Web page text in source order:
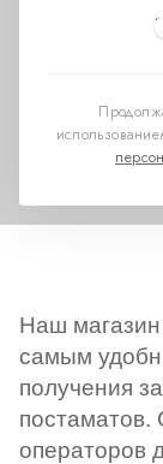
Наш магазин
самым
получения
постаматов.
операторов